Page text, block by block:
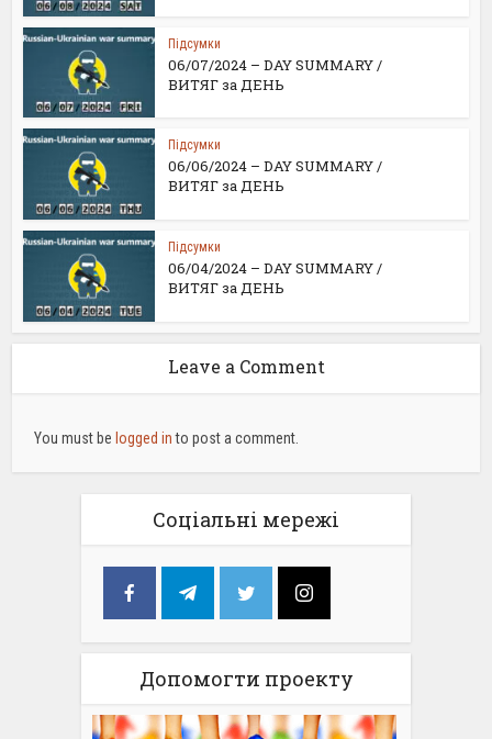
Підсумки
06/07/2024 – DAY SUMMARY /
ВИТЯГ за ДЕНЬ
Підсумки
06/06/2024 – DAY SUMMARY /
ВИТЯГ за ДЕНЬ
Підсумки
06/04/2024 – DAY SUMMARY /
ВИТЯГ за ДЕНЬ
Leave a Comment
You must be logged into post a comment.
Соціальні мережі
Допомогти проекту